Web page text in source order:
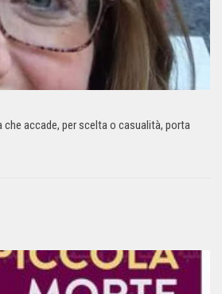
che accade, per scelta o casualità, porta